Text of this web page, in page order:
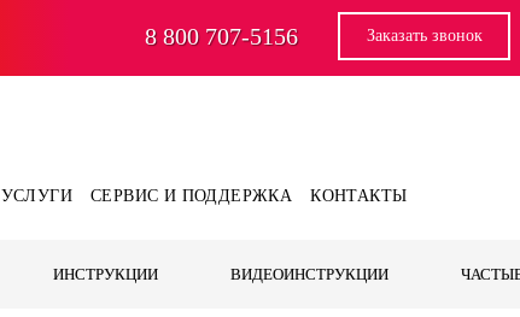
8 800 707-5156 Заказать звонок
УСЛУГИ СЕРВИС И ПОДДЕРЖКА КОНТАКТЫ
ИНСТРУКЦИИ ВИДEОИНСТРУКЦИИ